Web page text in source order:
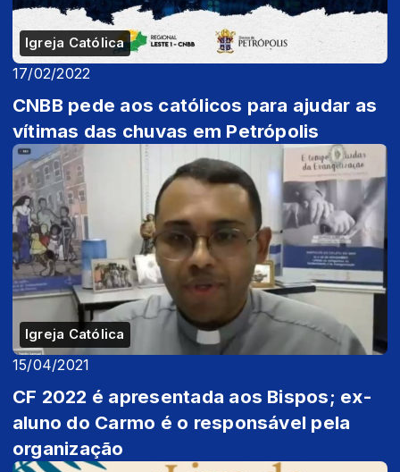
Igreja Católica
17/02/2022
CNBB pede aos católicos para ajudar as
vítimas das chuvas em Petrópolis
Igreja Católica
15/04/2021
CF 2022 é apresentada aos Bispos; ex-
aluno do Carmo é o responsável pela
organização